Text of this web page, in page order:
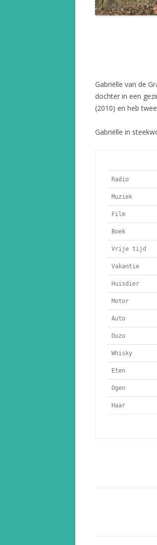
Gabriëlle van de
dochter in een
(2010) en heb
Gabriëlle in
Radio
Muziek
Film
Boek
Vrije tijd
Vakantie
Huisdier
Motor
Auto
Ouzo
Whisky
Eten
Ogen
Haar